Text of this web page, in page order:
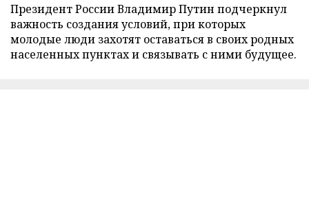
Президент России Владимир Путин подчеркнул
важность создания условий, при которых
молодые люди захотят оставаться в своих родных
населенных пунктах и связывать с ними будущее.